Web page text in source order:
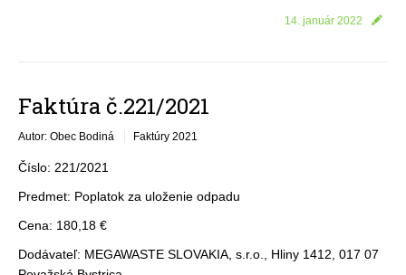
14. január 2022
Faktúra č.221/2021
Autor: Obec Bodiná Faktúry 2021
Číslo: 221/2021
Predmet: Poplatok za uloženie odpadu
Cena: 180,18 €
Dodávateľ: MEGAWASTE SLOVAKIA, s.r.o., Hliny 1412, 017 07